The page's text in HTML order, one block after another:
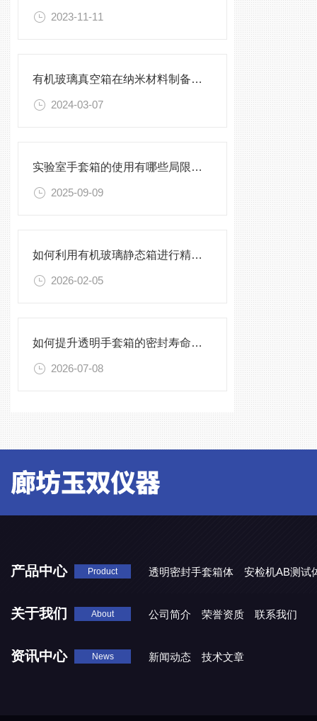
2023-11-11
有机玻璃真空箱在纳米材料制备中的应用
2024-03-07
实验室手套箱的使用有哪些局限性？
2025-09-09
如何利用有机玻璃静态箱进行精确的环境模拟观测？
2026-02-05
如何提升透明手套箱的密封寿命？密封圈选型与保养须知
2026-07-08
产品中心 Product 透明密封手套箱体 安检机AB测试
关于我们 About 公司简介 荣誉资质 联系我们
资讯中心 News 新闻动态 技术文章